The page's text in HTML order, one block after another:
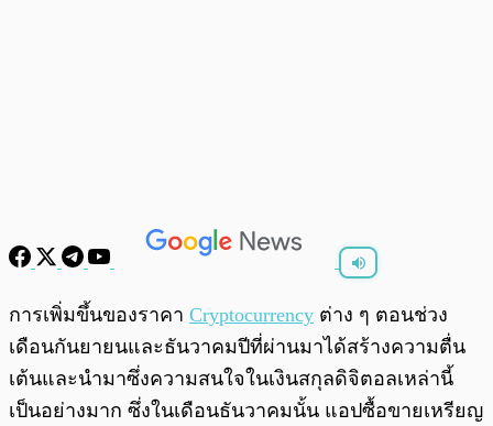
พร้อมเล่น 0:00
การเพิ่มขึ้นของราคา Cryptocurrency ต่าง ๆ ตอนช่วง
เดือนกันยายนและธันวาคมปีที่ผ่านมาได้สร้างความตื่น
เต้นและนำมาซึ่งความสนใจในเงินสกุลดิจิตอลเหล่านี้
เป็นอย่างมาก ซึ่งในเดือนธันวาคมนั้น แอปซื้อขายเหรียญ